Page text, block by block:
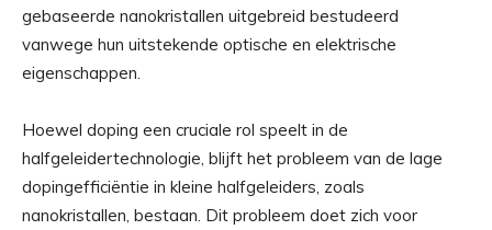
gebaseerde nanokristallen uitgebreid bestudeerd
vanwege hun uitstekende optische en elektrische
eigenschappen.
Hoewel doping een cruciale rol speelt in de
halfgeleidertechnologie, blijft het probleem van de lage
dopingefficiëntie in kleine halfgeleiders, zoals
nanokristallen, bestaan. Dit probleem doet zich voor